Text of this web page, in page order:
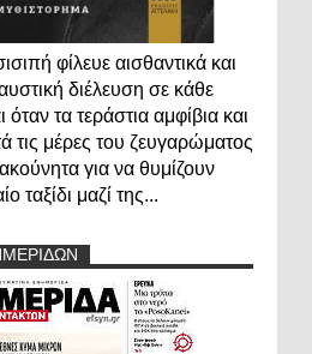
φίλευε αισθαντικά και
διέλευση σε κάθε
όταν τα τεράστια αμφίβια και
τις μέρες του ζευγαρώματος
για να θυμίζουν
ταξίδι μαζί της...